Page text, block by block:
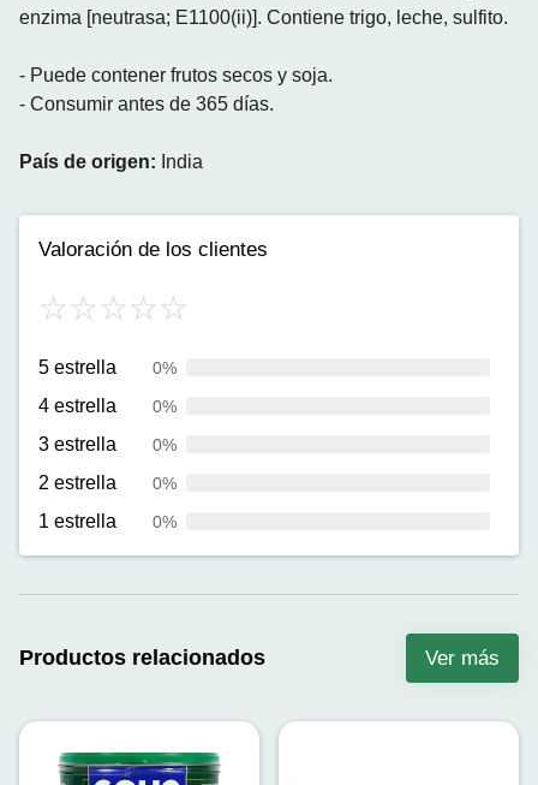
enzima [neutrasa; E1100(ii)]. Contiene trigo, leche, sulfito.
- Puede contener frutos secos y soja.
- Consumir antes de 365 días.
País de origen: India
Valoración de los clientes
5 estrella 0%
4 estrella 0%
3 estrella 0%
2 estrella 0%
1 estrella 0%
Productos relacionados Ver más